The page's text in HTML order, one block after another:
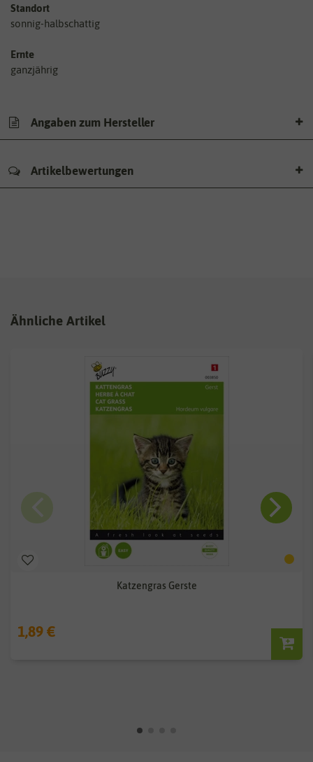
Standort
sonnig-halbschattig
Ernte
ganzjährig
Angaben zum Hersteller
Artikelbewertungen
Ähnliche Artikel
Katzengras Gerste
1,89 €